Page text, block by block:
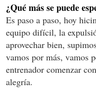
¿Qué más se puede
Es paso a paso, hoy
equipo difícil, la
aprovechar bien,
vamos por más, vamos
entrenador comenzar
alegría.